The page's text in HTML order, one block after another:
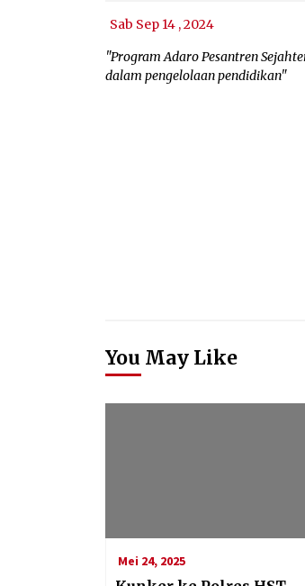
Sab Sep 14 , 2024
"Program Adaro Pesantren
dalam pengelolaan pendidikan"
You May Like
Mei 24, 2025